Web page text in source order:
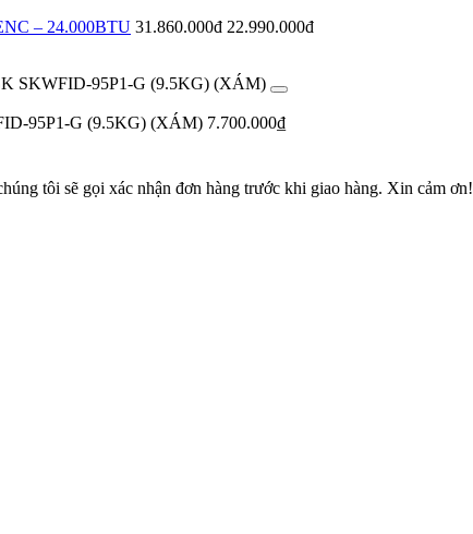
– 24.000BTU 31.860.000đ 22.990.000đ
SKWFID-95P1-G (9.5KG) (XÁM)
95P1-G (9.5KG) (XÁM) 7.700.000₫
tôi sẽ gọi xác nhận đơn hàng trước khi giao hàng. Xin cảm ơn!